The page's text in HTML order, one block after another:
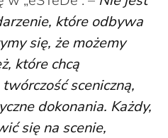
które odbywa
się, że możemy
które chcą
sceniczną,
dokonania. Każdy,
się na scenie,